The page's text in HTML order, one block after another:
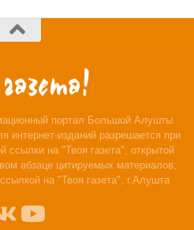
портал Большой Алушты.
интернет-изданий разрешается при
ссылки на "Твоя газета", открытой
абзаце цитируемых материалов;
на "Твоя газета", г.Алушта